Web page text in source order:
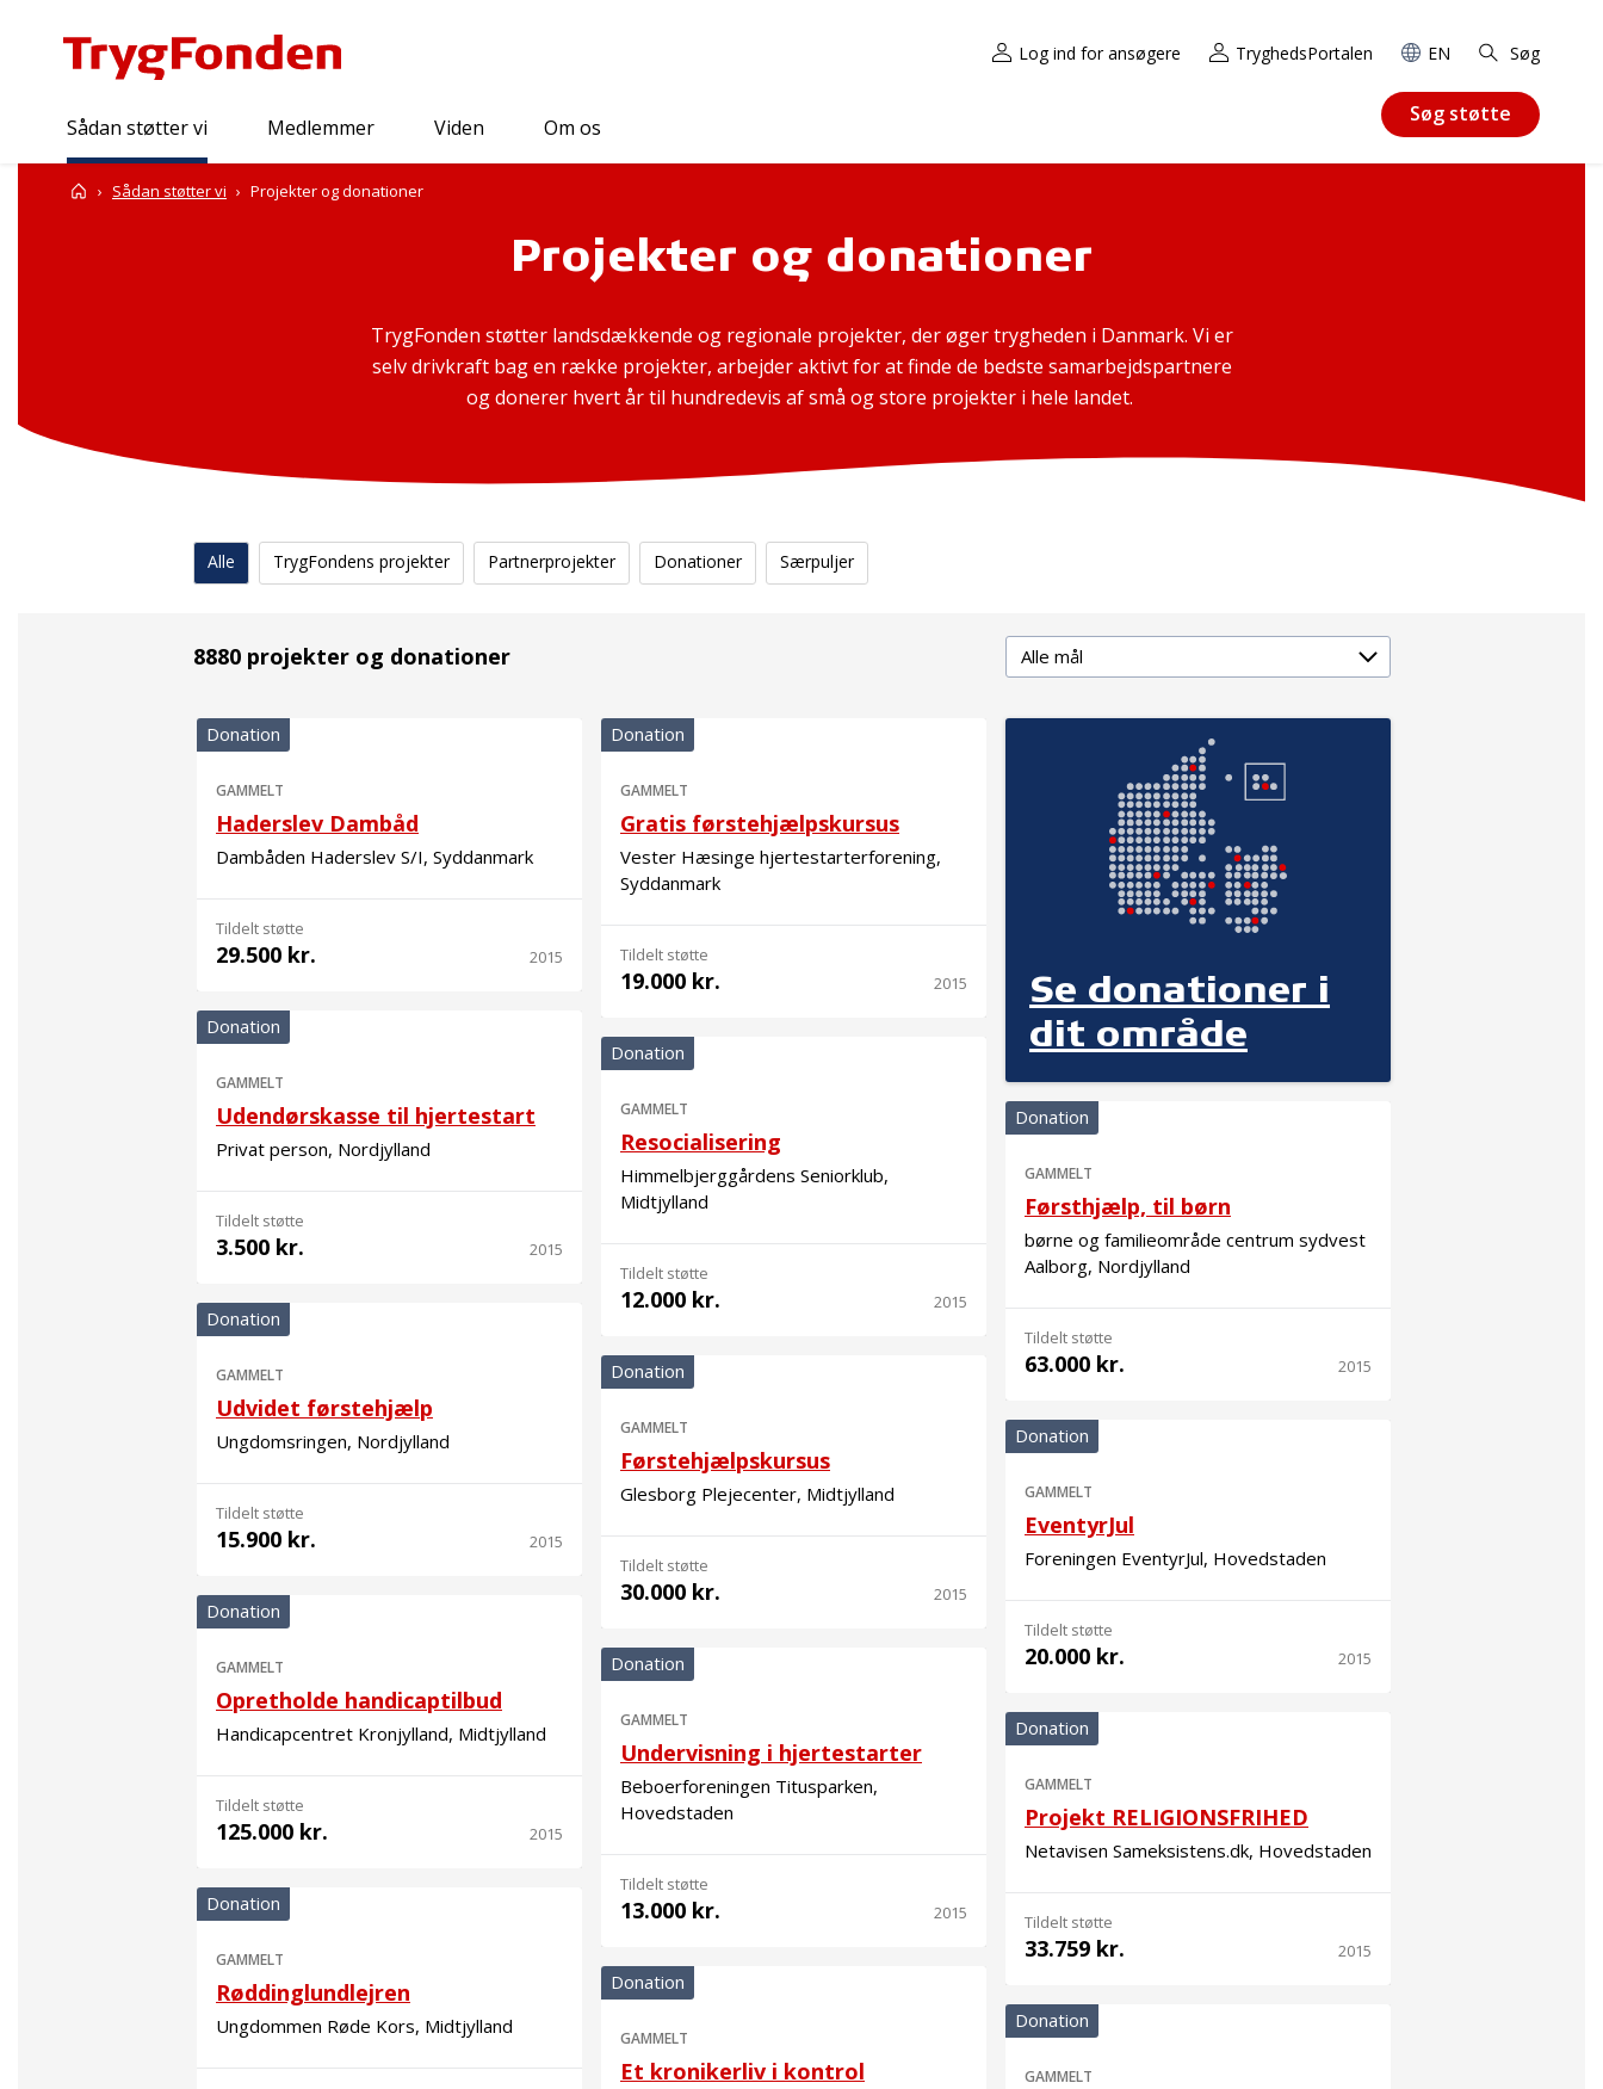
Log ind for ansøgere TryghedsPortalen EN Søg
Sådan støtter vi Medlemmer Viden Om os
Søg støtte
Forside
Sådan støtter vi Projekter og donationer
Projekter og donationer
TrygFonden støtter landsdækkende og regionale projekter, der øger trygheden i Danmark. Vi er
selv drivkraft bag en række projekter, arbejder aktivt for at finde de bedste samarbejdspartnere
og donerer hvert år til hundredevis af små og store projekter i hele landet.
Alle TrygFondens projekter Partnerprojekter Donationer Særpuljer
8880 projekter og donationer Delmål
Se donationer i
dit område
Donation
GAMMELT
Haderslev Dambåd
Dambåden Haderslev S/I, Syddanmark
Tildelt støtte
29.500 kr. 2015
Donation
GAMMELT
Gratis førstehjælpskursus
Vester Hæsinge hjertestarterforening,
Syddanmark
Tildelt støtte
19.000 kr. 2015
Donation
GAMMELT
Udendørskasse til hjertestart
Privat person, Nordjylland
Tildelt støtte
3.500 kr. 2015
Donation
GAMMELT
Resocialisering
Himmelbjerggårdens Seniorklub,
Midtjylland
Tildelt støtte
12.000 kr. 2015
Donation
GAMMELT
Førsthjælp, til børn
børne og familieområde centrum sydvest
Aalborg, Nordjylland
Tildelt støtte
63.000 kr. 2015
Donation
GAMMELT
Udvidet førstehjælp
Ungdomsringen, Nordjylland
Tildelt støtte
15.900 kr. 2015
Donation
GAMMELT
Førstehjælpskursus
Glesborg Plejecenter, Midtjylland
Tildelt støtte
30.000 kr. 2015
Donation
GAMMELT
EventyrJul
Foreningen EventyrJul, Hovedstaden
Tildelt støtte
20.000 kr. 2015
Donation
GAMMELT
Opretholde handicaptilbud
Handicapcentret Kronjylland, Midtjylland
Tildelt støtte
125.000 kr. 2015
Donation
GAMMELT
Undervisning i hjertestarter
Beboerforeningen Titusparken,
Hovedstaden
Tildelt støtte
13.000 kr. 2015
Donation
GAMMELT
Projekt RELIGIONSFRIHED
Netavisen Sameksistens.dk, Hovedstaden
Tildelt støtte
33.759 kr. 2015
Donation
GAMMELT
Røddinglundlejren
Ungdommen Røde Kors, Midtjylland
Donation
GAMMELT
Et kronikerliv i kontrol
Donation
GAMMELT